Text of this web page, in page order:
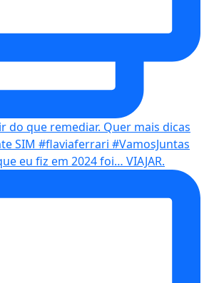
eu fiz em 2024 foi… VIAJAR.